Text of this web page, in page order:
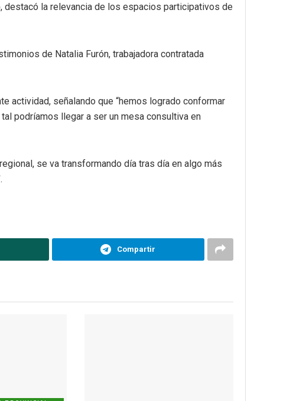
destacó la relevancia de los espacios participativos de
de Natalia Furón, trabajadora contratada
actividad, señalando que “hemos logrado conformar
podríamos llegar a ser un mesa consultiva en
se va transformando día tras día en algo más
Compartir